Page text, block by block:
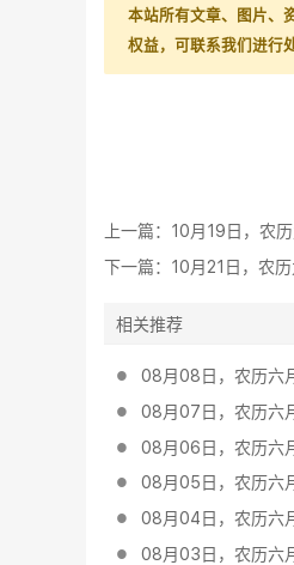
本站所有文章、图片、
权益，可联系我们进行
上一篇： 10月19日，农
下一篇： 10月21日，农
相关推荐
08月08日，农历六
08月07日，农历六
08月06日，农历六
08月05日，农历六
08月04日，农历六
08月03日，农历六